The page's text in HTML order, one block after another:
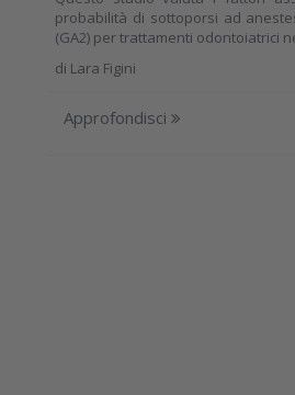
probabilità di sottoporsi ad
(GA2) per trattamenti odontoiatrici
di Lara Figini
Approfondisci